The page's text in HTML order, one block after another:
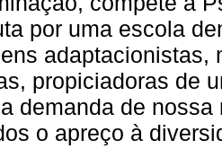
por uma escola
adaptacionistas,
propiciadoras de
demanda de
o apreço à